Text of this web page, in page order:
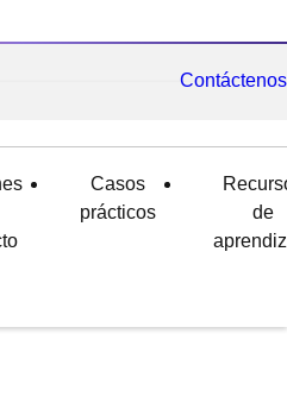
Contáctenos
Casos
prácticos
de